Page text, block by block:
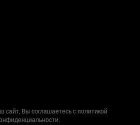
сайт, Вы соглашаетесь с политикой
.